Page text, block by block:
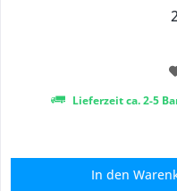
kompatibel mit Sony A7C
Lieferzeit ca. 2-5
In den